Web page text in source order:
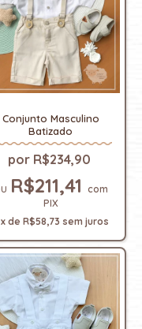
Conjunto Masculino
Batizado
R$234,90
R$211,41 com
PIX
x de R$58,73 sem juros